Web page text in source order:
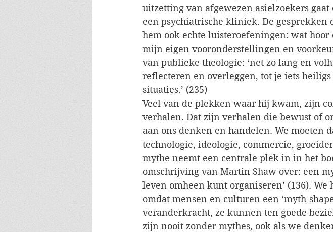
uitzetting van afgewezen asielzoekers
een psychiatrische kliniek. De
hem ook echte luisteroefeningen: wat
mijn eigen vooronderstellingen en
van publieke theologie: ‘net zo lang en
reflecteren en overleggen, tot je iets
situaties.’ (235)
Veel van de plekken waar hij kwam, zijn
verhalen. Dat zijn verhalen die bewust of
aan ons denken en handelen. We moeten
technologie, ideologie, commercie,
mythe neemt een centrale plek in in het
omschrijving van Martin Shaw over: een
leven omheen kunt organiseren’ (136).
omdat mensen en culturen een ‘myth-
veranderkracht, ze kunnen ten goede
zijn nooit zonder mythes, ook als we